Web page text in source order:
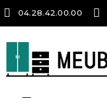
04.28.42.00.00